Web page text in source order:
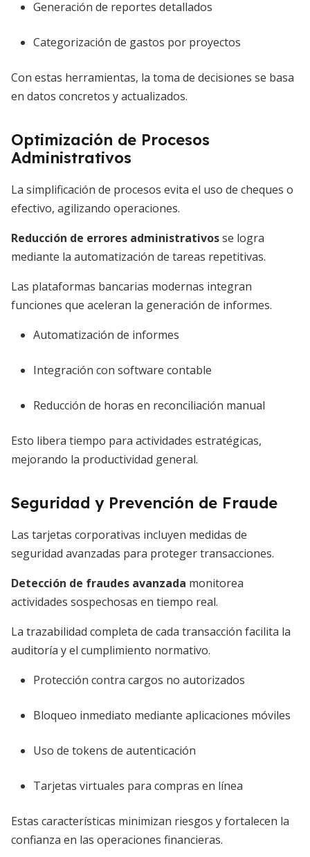
Generación de reportes detallados
Categorización de gastos por proyectos
Con estas herramientas, la toma de decisiones se basa
en datos concretos y actualizados.
Optimización de Procesos
Administrativos
La simplificación de procesos evita el uso de cheques o
efectivo, agilizando operaciones.
Reducción de errores administrativosse logra
mediante la automatización de tareas repetitivas.
Las plataformas bancarias modernas integran
funciones que aceleran la generación de informes.
Automatización de informes
Integración con software contable
Reducción de horas en reconciliación manual
Esto libera tiempo para actividades estratégicas,
mejorando la productividad general.
Seguridad y Prevención de Fraude
Las tarjetas corporativas incluyen medidas de
seguridad avanzadas para proteger transacciones.
Detección de fraudes avanzada monitorea
actividades sospechosas en tiempo real.
La trazabilidad completa de cada transacción facilita la
auditoría y el cumplimiento normativo.
Protección contra cargos no autorizados
Bloqueo inmediato mediante aplicaciones móviles
Uso de tokens de autenticación
Tarjetas virtuales para compras en línea
Estas características minimizan riesgos y fortalecen la
confianza en las operaciones financieras.